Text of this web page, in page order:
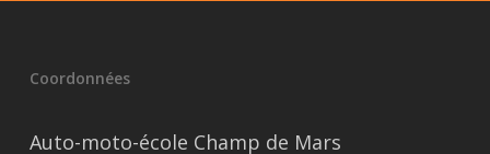
Coordonnées
Auto-moto-école Champ de Mars